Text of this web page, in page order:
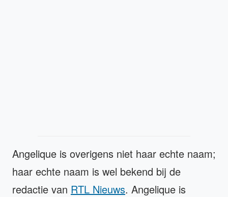
Angelique is overigens niet haar echte naam;
haar echte naam is wel bekend bij de
redactie van RTL Nieuws. Angelique is